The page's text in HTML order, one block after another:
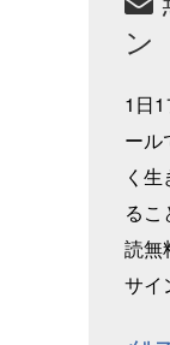
ン
1日
ール
く
る
読無
サイ